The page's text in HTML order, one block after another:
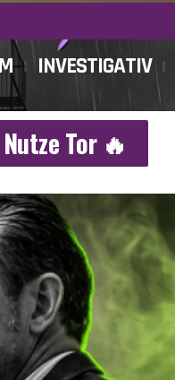
INVESTIGATIV
Tor 🔥